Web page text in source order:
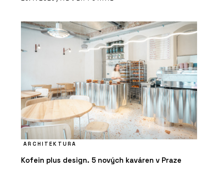
ARCHITEKTURA
Kofein plus design. 5 nových kaváren v Praze